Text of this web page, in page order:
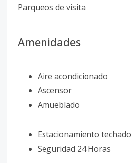
Parqueos de visita
Amenidades
Aire acondicionado
Ascensor
Amueblado
Estacionamiento techado
Seguridad 24 Horas